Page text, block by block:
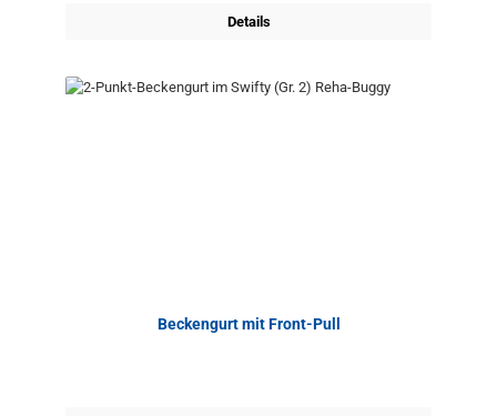
Details
Beckengurt mit Front-Pull